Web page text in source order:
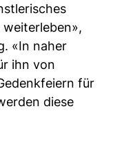
«In naher
ihn von
für
diese